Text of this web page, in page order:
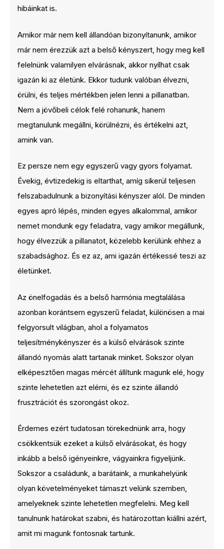
hibáinkat is.
Amikor már nem kell állandóan bizonyítanunk, amikor
már nem érezzük azt a belső kényszert, hogy meg kell
felelnünk valamilyen elvárásnak, akkor nyílhat csak
igazán ki az életünk. Ekkor tudunk valóban élvezni,
örülni, és teljes mértékben jelen lenni a pillanatban.
Nem a jövőbeli célok felé rohanunk, hanem
megtanulunk megállni, körülnézni, és értékelni azt,
amink van.
Ez persze nem egy egyszerű vagy gyors folyamat.
Évekig, évtizedekig is eltarthat, amíg sikerül teljesen
felszabadulnunk a bizonyítási kényszer alól. De minden
egyes apró lépés, minden egyes alkalommal, amikor
nemet mondunk egy feladatra, vagy amikor megállunk,
hogy élvezzük a pillanatot, közelebb kerülünk ehhez a
szabadsághoz. És ez az, ami igazán értékessé teszi az
életünket.
Az önelfogadás és a belső harmónia megtalálása
azonban korántsem egyszerű feladat, különösen a mai
felgyorsult világban, ahol a folyamatos
teljesítménykényszer és a külső elvárások szinte
állandó nyomás alatt tartanak minket. Sokszor olyan
elképesztően magas mércét állítunk magunk elé, hogy
szinte lehetetlen azt elérni, és ez szinte állandó
frusztrációt és szorongást okoz.
Érdemes ezért tudatosan törekednünk arra, hogy
csökkentsük ezeket a külső elvárásokat, és hogy
inkább a belső igényeinkre, vágyainkra figyeljünk.
Sokszor a családunk, a barátaink, a munkahelyünk
olyan követelményeket támaszt velünk szemben,
amelyeknek szinte lehetetlen megfelelni. Meg kell
tanulnunk határokat szabni, és határozottan kiállni azért,
amit mi magunk fontosnak tartunk.